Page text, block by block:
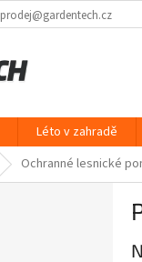
prodej@gardentech.cz
Léto v zahradě
Ochranné lesnické